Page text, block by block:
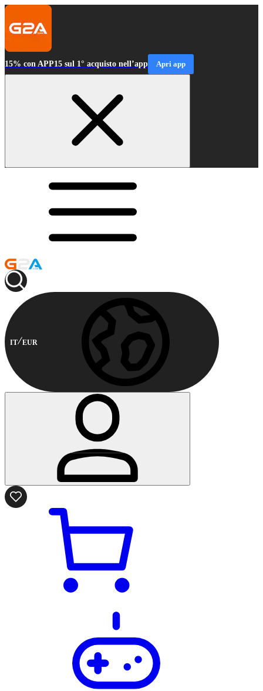
15% con APP15 sul 1° acquisto nell’app Apri app
IT EUR